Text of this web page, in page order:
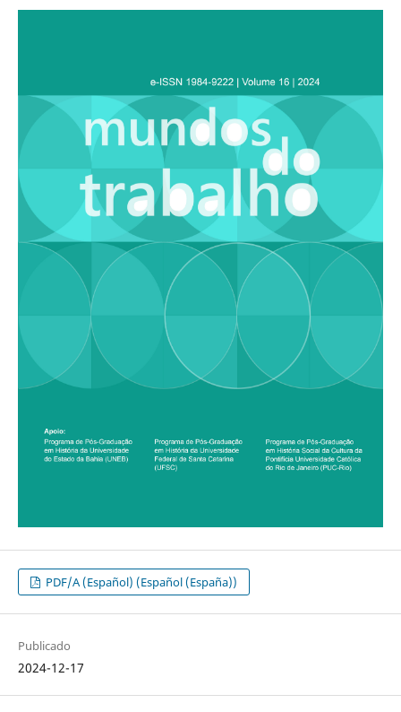
PDF/A (Español) (Español (España))
Publicado
2024-12-17